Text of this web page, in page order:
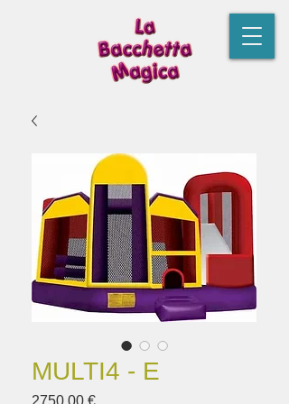
MULTI4 - E
2750,00 €Prezzo